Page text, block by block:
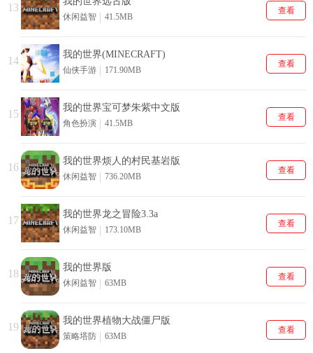
13
休闲益智 41.5MB
查看
14
我的世界(MINECRAFT)
仙侠手游 171.90MB
查看
15
我的世界宝可梦朱紫中文版
角色扮演 41.5MB
查看
16
我的世界烦人的村民基岩版
休闲益智 736.20MB
查看
17
我的世界龙之冒险3.3a
休闲益智 173.10MB
查看
18
我的世界版
休闲益智 63MB
查看
19
我的世界植物大战僵尸版
策略塔防 63MB
查看